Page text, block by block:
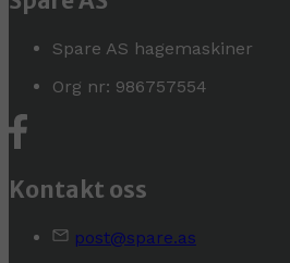
Spare AS hagemaskiner
Org nr: 986757554
Kontakt oss
post@spare.as